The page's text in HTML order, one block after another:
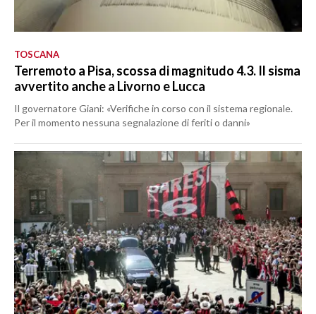
TOSCANA
Terremoto a Pisa, scossa di magnitudo 4.3. Il sisma
avvertito anche a Livorno e Lucca
Il governatore Giani: «Verifiche in corso con il sistema regionale.
Per il momento nessuna segnalazione di feriti o danni»